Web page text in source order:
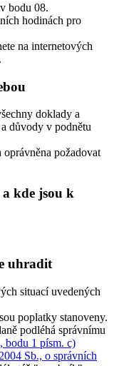
bodu 08.
hodinách pro
na internetových
doklady a
důvody v podnětu
požadovat
kde jsou k
uhradit
situací uvedených
poplatky stanoveny.
podléhá správnímu
bodu 1 písm. c)
Sb., o správních